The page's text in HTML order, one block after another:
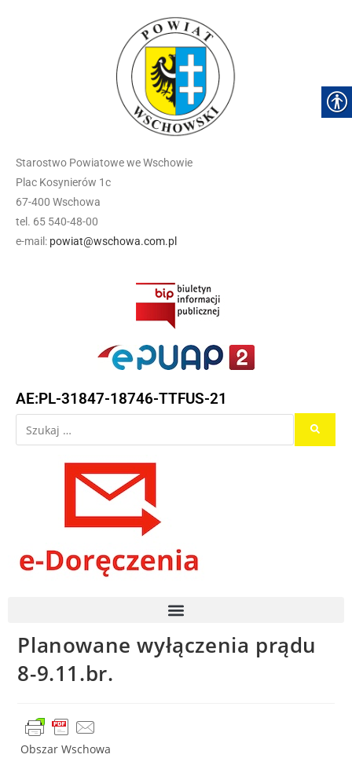
Starostwo Powiatowe we Wschowie
Plac Kosynierów 1c
67-400 Wschowa
tel. 65 540-48-00
e-mail: powiat@wschowa.com.pl
AE:PL-31847-18746-TTFUS-21
Planowane wyłączenia prądu
8-9.11.br.
Obszar Wschowa